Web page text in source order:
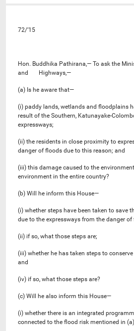
72/’15
Hon. Buddhika Pathirana,— To ask the
and Highways,—
(a) Is he aware that—
(i) paddy lands, wetlands and floodplains
result of the Southern, Katunayake-
expressways;
(ii) the residents in close proximity to
danger of floods due to this reason; and
(iii) this damage caused to the
environment in the entire country?
(b) Will he inform this House—
(i) whether steps have been taken to save
due to the expressways from the danger of
(ii) if so, what those steps are;
(iii) whether he has taken steps to
and
(iv) if so, what those steps are?
(c) Will he also inform this House—
(i) whether there is an integrated
connected to the flood risk mentioned in